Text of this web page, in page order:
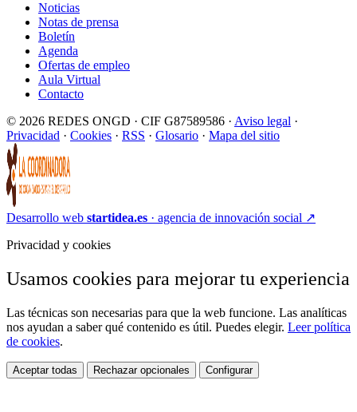
Noticias
Notas de prensa
Boletín
Agenda
Ofertas de empleo
Aula Virtual
Contacto
© 2026 REDES ONGD · CIF G87589586 · Aviso legal ·
Privacidad · Cookies · RSS · Glosario · Mapa del sitio
Desarrollo web startidea.es · agencia de innovación social ↗
Privacidad y cookies
Usamos cookies para mejorar tu experiencia
Las técnicas son necesarias para que la web funcione. Las analíticas
nos ayudan a saber qué contenido es útil. Puedes elegir. Leer política
de cookies.
Aceptar todas Rechazar opcionales Configurar